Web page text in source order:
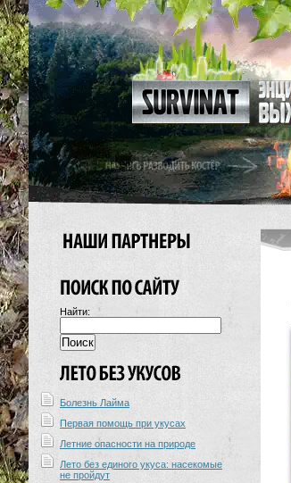
Найти:
Болезнь Лайма
Первая помощь при укусах
Летние опасности на природе
Лето без единого укуса: насекомые
не пройдут